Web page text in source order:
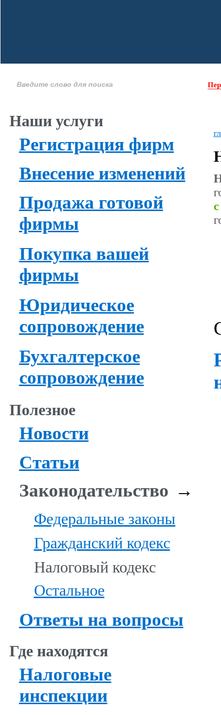
Наши услуги
Регистрация фирм
Внесение изменений
Продажа готовой
фирмы
Покупка вашей
фирмы
Юридическое
сопровождение
Бухгалтерское
сопровождение
Полезное
Новости
Статьи
Законодательство →
Федеральные законы
Гражданский кодекс
Налоговый кодекс
Остальное
Ответы на вопросы
Где находятся
Налоговые
инспекции